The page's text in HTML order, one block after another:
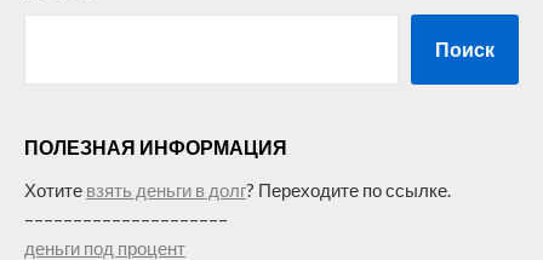
Поиск
ПОЛЕЗНАЯ ИНФОРМАЦИЯ
Хотите взять деньги в долг? Переходите по ссылке.
–––––––––––––––––––––
деньги под процент